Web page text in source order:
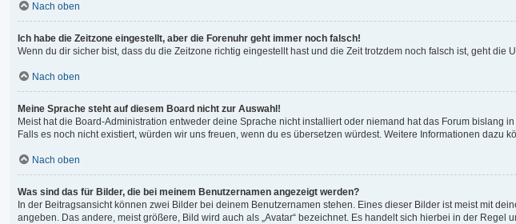
Nach oben
Ich habe die Zeitzone eingestellt, aber die Forenuhr geht immer noch falsch!
Wenn du dir sicher bist, dass du die Zeitzone richtig eingestellt hast und die Zeit trotzdem noch falsch ist, geht
Nach oben
Meine Sprache steht auf diesem Board nicht zur Auswahl!
Meist hat die Board-Administration entweder deine Sprache nicht installiert oder niemand hat das Forum
Falls es noch nicht existiert, würden wir uns freuen, wenn du es übersetzen würdest. Weitere Informationen dazu
Nach oben
Was sind das für Bilder, die bei meinem Benutzernamen angezeigt werden?
In der Beitragsansicht können zwei Bilder bei deinem Benutzernamen stehen. Eines dieser Bilder ist meist mit
angeben. Das andere, meist größere, Bild wird auch als „Avatar“ bezeichnet. Es handelt sich hierbei in der